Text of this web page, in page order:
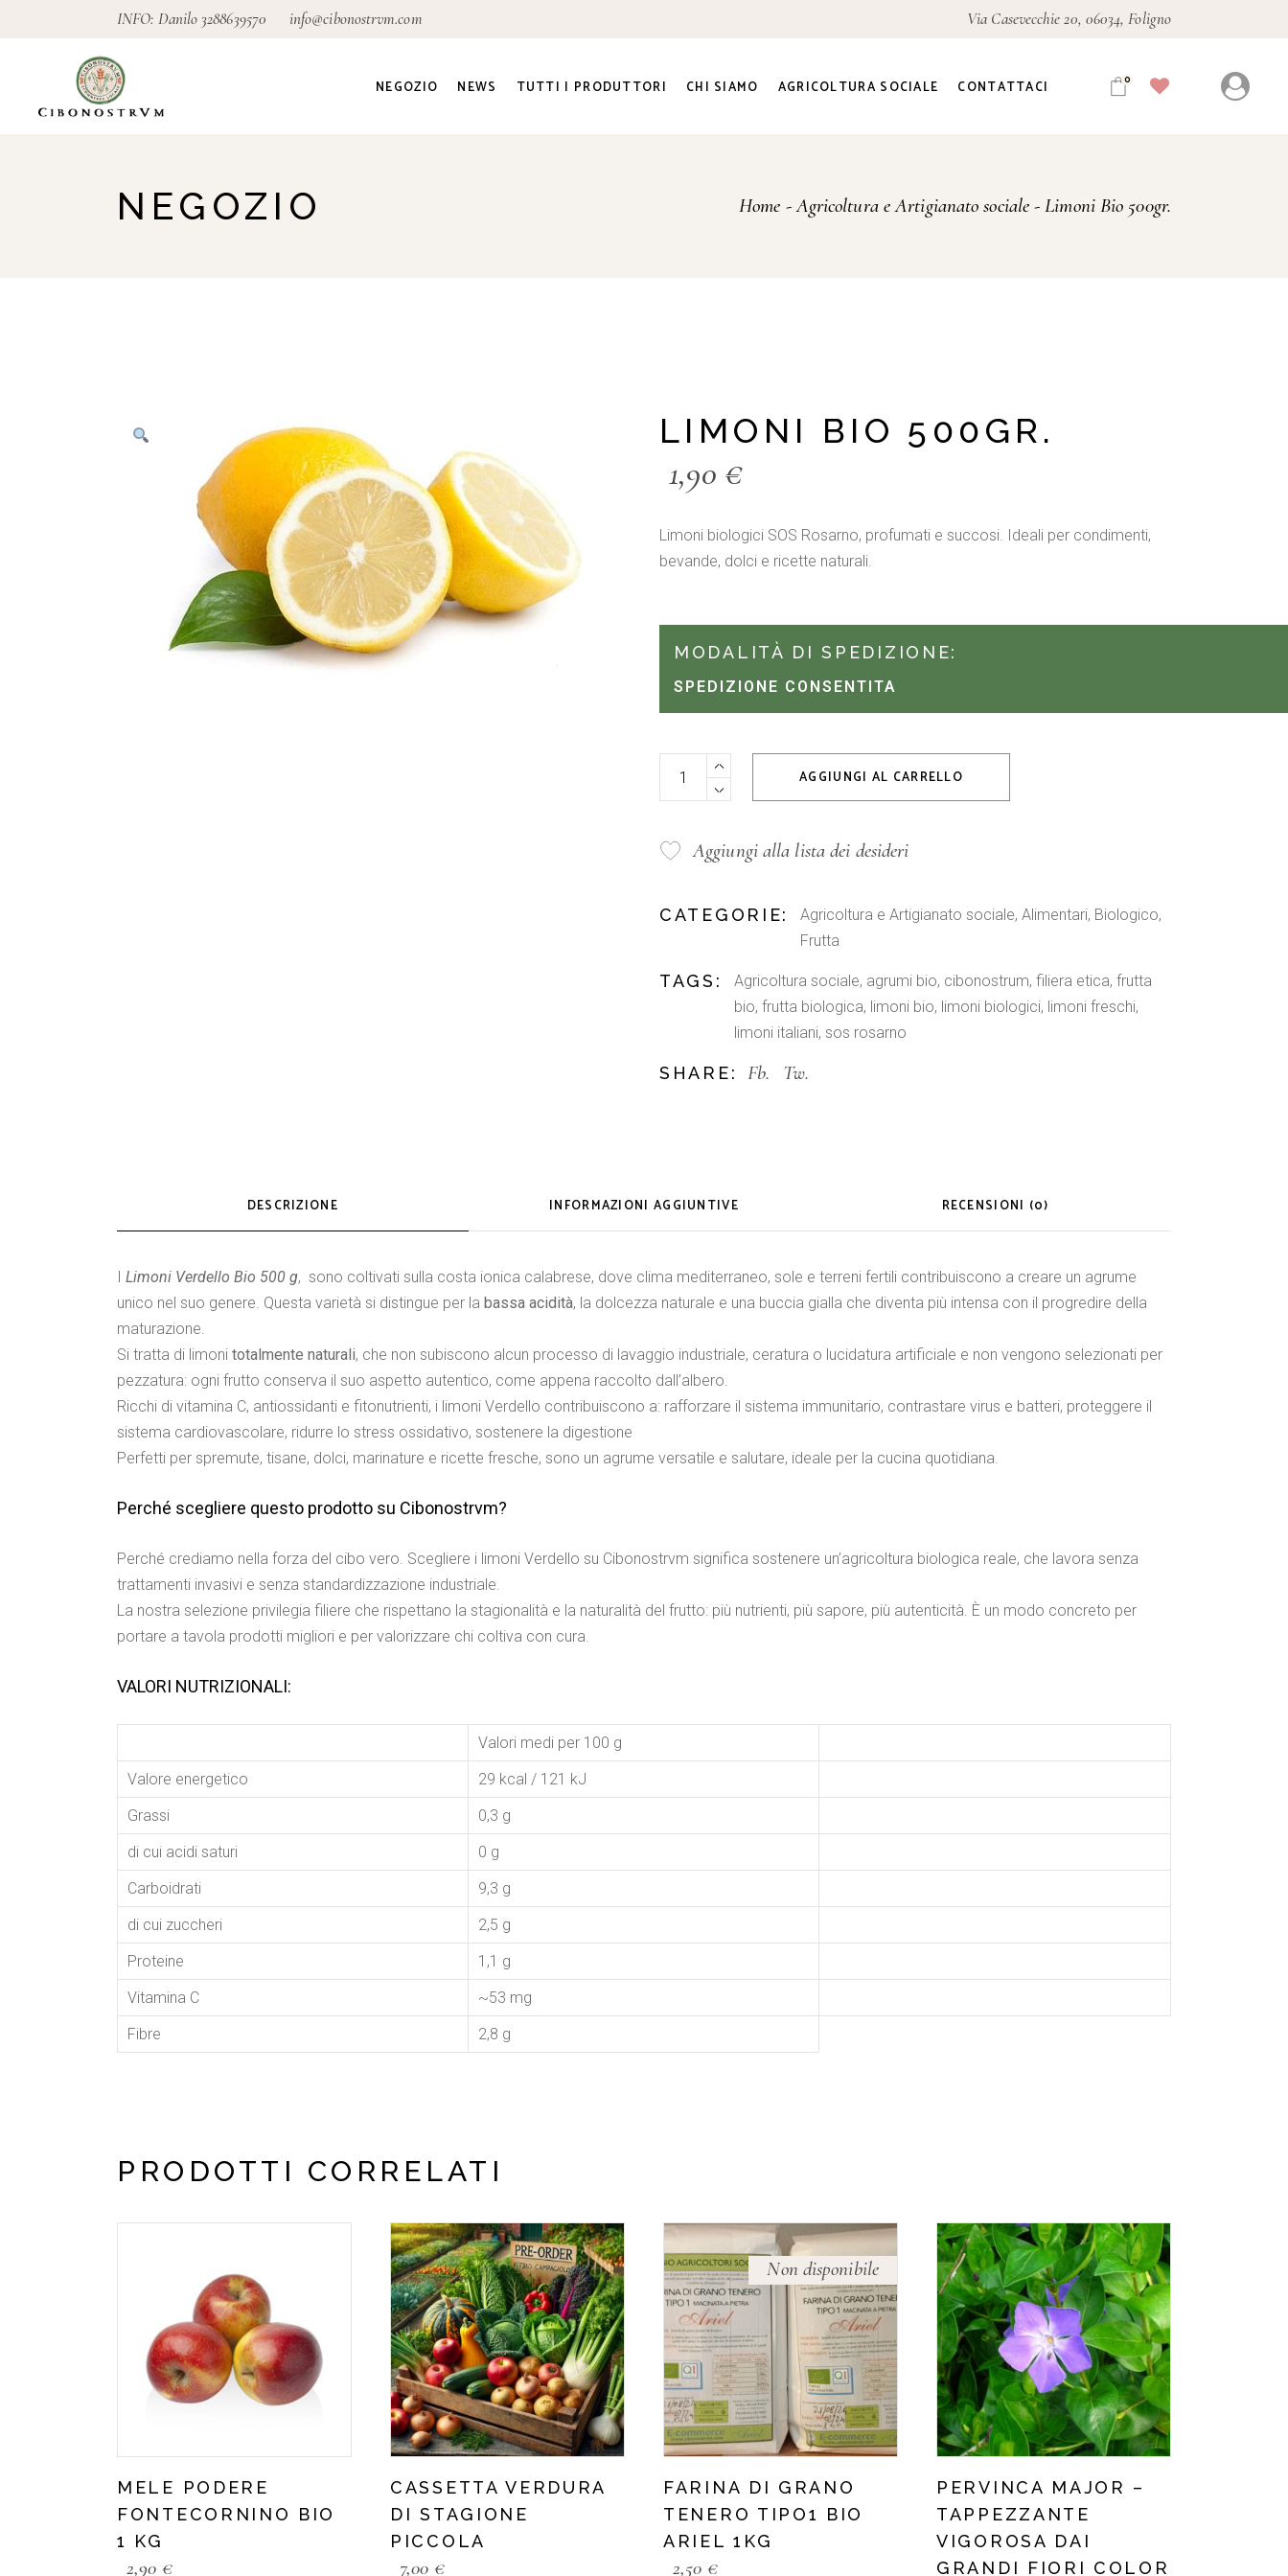
INFO: Danilo 3288639570 info@cibonostrvm.com Via Casevecchie 20, 06034, Foligno
NEGOZIO NEWS TUTTI I PRODUTTORI CHI SIAMO AGRICOLTURA SOCIALE CONTATTACI 0
NEGOZIO Home Agricoltura e Artigianato sociale Limoni Bio 500gr.
LIMONI BIO 500GR.
1,90 €
Limoni biologici SOS Rosarno, profumati e succosi. Ideali per condimenti,
bevande, dolci e ricette naturali.
MODALITÀ DI SPEDIZIONE:
SPEDIZIONE CONSENTITA
Limoni Bio 500gr. quantity
AGGIUNGI AL CARRELLO
Aggiungi alla lista dei desideri
CATEGORIE: Agricoltura e Artigianato sociale, Alimentari, Biologico,
Frutta
TAGS: Agricoltura sociale, agrumi bio, cibonostrum, filiera etica, frutta
bio, frutta biologica, limoni bio, limoni biologici, limoni freschi,
limoni italiani, sos rosarno
SHARE: Fb. Tw.
DESCRIZIONE INFORMAZIONI AGGIUNTIVE RECENSIONI (0)
I Limoni Verdello Bio 500 g, sono coltivati sulla costa ionica calabrese, dove clima mediterraneo, sole e terreni fertili contribuiscono a creare un agrume
unico nel suo genere. Questa varietà si distingue per la bassa acidità, la dolcezza naturale e una buccia gialla che diventa più intensa con il progredire della
maturazione.
Si tratta di limoni totalmente naturali, che non subiscono alcun processo di lavaggio industriale, ceratura o lucidatura artificiale e non vengono selezionati per
pezzatura: ogni frutto conserva il suo aspetto autentico, come appena raccolto dall’albero.
Ricchi di vitamina C, antiossidanti e fitonutrienti, i limoni Verdello contribuiscono a: rafforzare il sistema immunitario, contrastare virus e batteri, proteggere il
sistema cardiovascolare, ridurre lo stress ossidativo, sostenere la digestione
Perfetti per spremute, tisane, dolci, marinature e ricette fresche, sono un agrume versatile e salutare, ideale per la cucina quotidiana.
Perché scegliere questo prodotto su Cibonostrvm?
Perché crediamo nella forza del cibo vero. Scegliere i limoni Verdello su Cibonostrvm significa sostenere un’agricoltura biologica reale, che lavora senza
trattamenti invasivi e senza standardizzazione industriale.
La nostra selezione privilegia filiere che rispettano la stagionalità e la naturalità del frutto: più nutrienti, più sapore, più autenticità. È un modo concreto per
portare a tavola prodotti migliori e per valorizzare chi coltiva con cura.
VALORI NUTRIZIONALI:
Valori medi per 100 g
Valore energetico
29 kcal / 121 kJ
Grassi
0,3 g
di cui acidi saturi
0 g
Carboidrati
9,3 g
di cui zuccheri
2,5 g
Proteine
1,1 g
Vitamina C
~53 mg
Fibre
2,8 g
PRODOTTI CORRELATI
MELE PODERE
FONTECORNINO BIO
1 KG
2,90 €
CASSETTA VERDURA
DI STAGIONE
PICCOLA
7,00 €
Non disponibile
FARINA DI GRANO
TENERO TIPO1 BIO
ARIEL 1KG
2,50 €
PERVINCA MAJOR –
TAPPEZZANTE
VIGOROSA DAI
GRANDI FIORI COLOR